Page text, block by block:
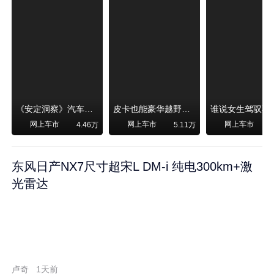
《安定洞察》汽车烧不烧油，和石油安全无关！
网上车市 4.46万
皮卡也能豪华越野！纵横F700上市，限时卖29.99万起
网上车市 5.11万 网上车市
东风日产NX7尺寸超宋L DM-i 纯电300km+激
光雷达
卢奇 1天前